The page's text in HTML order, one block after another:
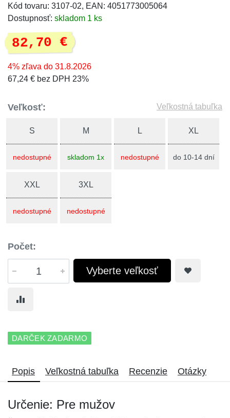
Kód tovaru: 3107-02, EAN: 4051773005064
Dostupnosť: skladom 1 ks
82,70 €
4% zľava do 31.8.2026
67,24 € bez DPH 23%
Veľkosť: Veľkostná tabuľka
S
nedostupné
M
skladom 1x
L
nedostupné
XL
do 10-14 dní
XXL
nedostupné
3XL
nedostupné
Počet:
Vyberte veľkosť
DARČEK ZADARMO
Popis Veľkostná tabuľka Recenzie Otázky
Určenie: Pre mužov